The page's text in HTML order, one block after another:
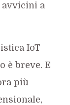
avvicini a
IoT
è breve. E
più